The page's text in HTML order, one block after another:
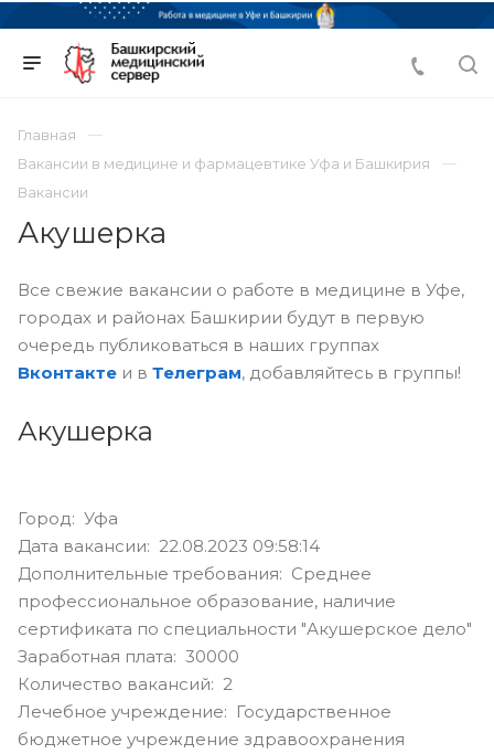
Главная
Вакансии в медицине и фармацевтике Уфа и Башкирия
Вакансии
Акушерка
Все свежие вакансии о работе в медицине в Уфе,
городах и районах Башкирии будут в первую
очередь публиковаться в наших группах
Вконтакте и в Телеграм, добавляйтесь в группы!
Акушерка
Город: Уфа
Дата вакансии: 22.08.2023 09:58:14
Дополнительные требования: Среднее
профессиональное образование, наличие
сертификата по специальности "Акушерское дело"
Заработная плата: 30000
Количество вакансий: 2
Лечебное учреждение: Государственное
бюджетное учреждение здравоохранения